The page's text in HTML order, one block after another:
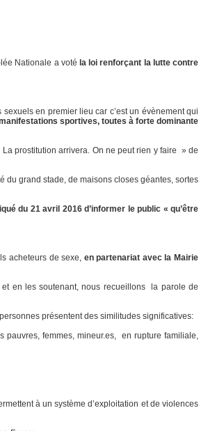
Nationale a voté la loi renforçant la lutte contre
en premier lieu car c’est un évènement qui
sportives, toutes à forte dominante
prostitution arrivera. On ne peut rien y faire » de
du grand stade, de maisons closes géantes, sortes
du 21 avril 2016 d’informer le public « qu’être
acheteurs de sexe, en partenariat avec la Mairie
en les soutenant, nous recueillons la parole de
présentent des similitudes significatives:
pauvres, femmes, mineur.es, en rupture familiale,
à un système d’exploitation et de violences